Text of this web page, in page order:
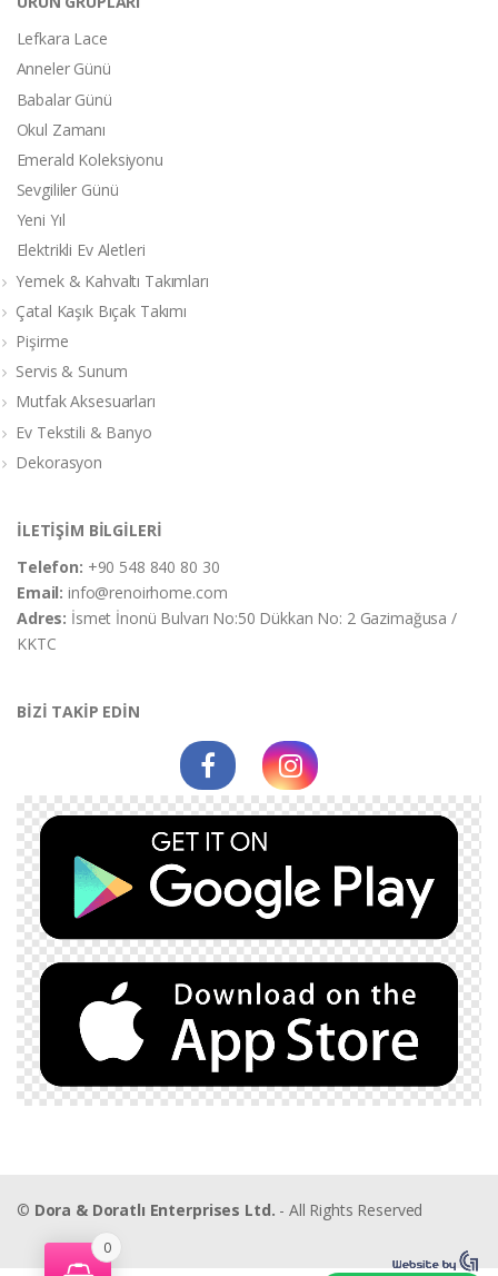
Lefkara Lace
Anneler Günü
Babalar Günü
Okul Zamanı
Emerald Koleksiyonu
Sevgililer Günü
Yeni Yıl
Elektrikli Ev Aletleri
Yemek & Kahvaltı Takımları
Çatal Kaşık Bıçak Takımı
Pişirme
Servis & Sunum
Mutfak Aksesuarları
Ev Tekstili & Banyo
Dekorasyon
İLETİŞİM BİLGİLERİ
Telefon: +90 548 840 80 30
Email:info@renoirhome.com
Adres: İsmet İnonü Bulvarı No:50 Dükkan No: 2 Gazimağusa /
KKTC
BİZİ TAKİP EDİN
© Dora & Doratlı Enterprises Ltd. - All Rights Reserved
0